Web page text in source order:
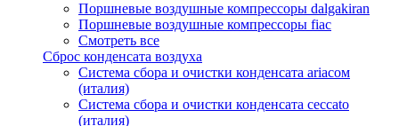
Поршневые воздушные компрессоры dalgakiran
Поршневые воздушные компрессоры fiac
Смотреть все
Сброс конденсата воздуха
Система сбора и очистки конденсата ariacом
(италия)
Система сбора и очистки конденсата ceccato
(италия)